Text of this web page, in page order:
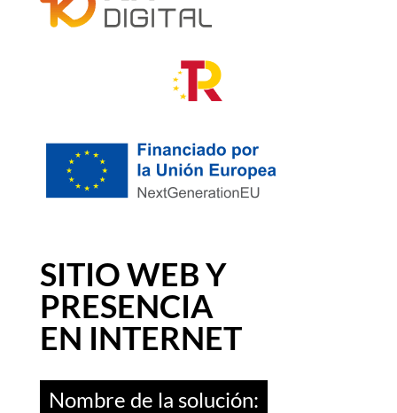
SITIO WEB Y
PRESENCIA
EN INTERNET
Nombre de la solución: